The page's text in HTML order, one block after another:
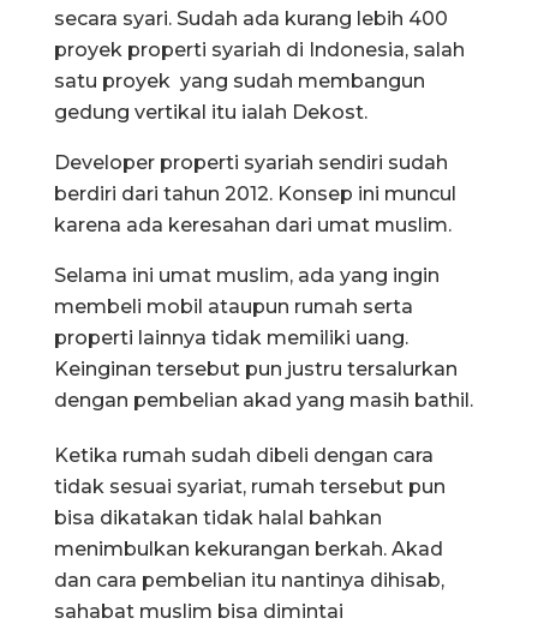
secara syari. Sudah ada kurang lebih 400
proyek properti syariah di Indonesia, salah
satu proyek yang sudah membangun
gedung vertikal itu ialah Dekost.
Developer properti syariah sendiri sudah
berdiri dari tahun 2012. Konsep ini muncul
karena ada keresahan dari umat muslim.
Selama ini umat muslim, ada yang ingin
membeli mobil ataupun rumah serta
properti lainnya tidak memiliki uang.
Keinginan tersebut pun justru tersalurkan
dengan pembelian akad yang masih bathil.
Ketika rumah sudah dibeli dengan cara
tidak sesuai syariat, rumah tersebut pun
bisa dikatakan tidak halal bahkan
menimbulkan kekurangan berkah. Akad
dan cara pembelian itu nantinya dihisab,
sahabat muslim bisa dimintai